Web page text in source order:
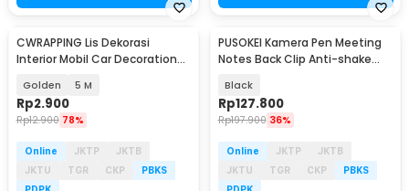
CWRAPPING Lis Dekorasi
Interior Mobil Car Decoration
Golden 5 M
Rp2.900
Rp12.900 78%
Online JKTP
JKTB
JKTU
TGR CKP
PBKS
PUSOKEI Kamera Pen Meeting
Notes Back Clip Anti-shake
Black
Rp127.800
Rp197.900 36%
Online JKTP
JKTB
JKTU
TGR CKP
PBKS